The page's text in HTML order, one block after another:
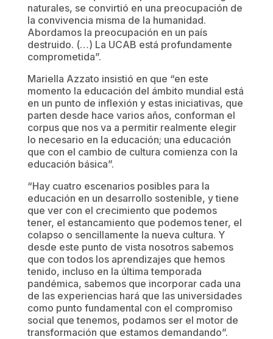
naturales, se convirtió en una preocupación de
la convivencia misma de la humanidad.
Abordamos la preocupación en un país
destruido. (…) La UCAB está profundamente
comprometida”.
Mariella Azzato insistió en que “en este
momento la educación del ámbito mundial está
en un punto de inflexión y estas iniciativas, que
parten desde hace varios años, conforman el
corpus que nos va a permitir realmente elegir
lo necesario en la educación; una educación
que con el cambio de cultura comienza con la
educación básica”.
“Hay cuatro escenarios posibles para la
educación en un desarrollo sostenible, y tiene
que ver con el crecimiento que podemos
tener, el estancamiento que podemos tener, el
colapso o sencillamente la nueva cultura. Y
desde este punto de vista nosotros sabemos
que con todos los aprendizajes que hemos
tenido, incluso en la última temporada
pandémica, sabemos que incorporar cada una
de las experiencias hará que las universidades
como punto fundamental con el compromiso
social que tenemos, podamos ser el motor de
transformación que estamos demandando”.